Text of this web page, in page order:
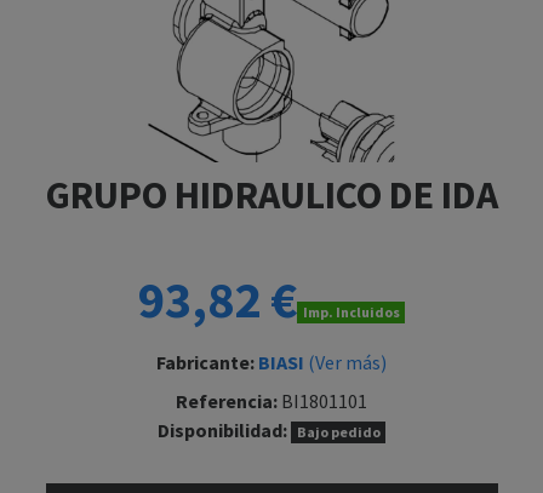
GRUPO HIDRAULICO DE IDA
93,82 € Imp. Incluidos
Fabricante: BIASI (Ver más)
Referencia: BI1801101
Disponibilidad:
Bajo pedido